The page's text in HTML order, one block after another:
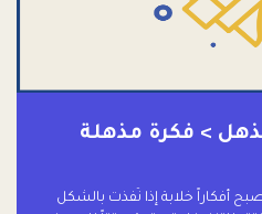
> فكرة مذهلة
أفكاراً خلابة إذا نُفذت بالشكل